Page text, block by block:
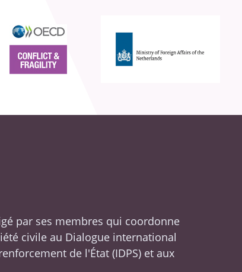
par ses membres qui coordonne
civile au Dialogue international
de l'État (IDPS) et aux